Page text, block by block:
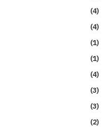
(4)
(4)
(1)
(1)
(4)
(3)
(3)
(2)